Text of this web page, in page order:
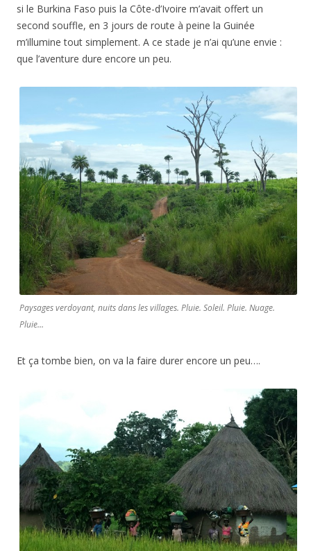
si le Burkina Faso puis la Côte-d’Ivoire m’avait offert un
second souffle, en 3 jours de route à peine la Guinée
m’illumine tout simplement. A ce stade je n’ai qu’une envie :
que l’aventure dure encore un peu.
Paysages verdoyant, nuits dans les villages. Pluie. Soleil. Pluie. Nuage.
Pluie…
Et ça tombe bien, on va la faire durer encore un peu….